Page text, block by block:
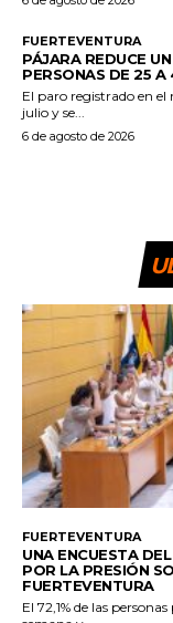
FUERTEVENTURA
PÁJARA REDUCE
PERSONAS DE 25 A
El paro registrado en
julio y se...
6 de agosto de 2026
FUERTEVENTURA
UNA ENCUESTA
POR LA PRESIÓN
FUERTEVENTURA
El 72,1% de las